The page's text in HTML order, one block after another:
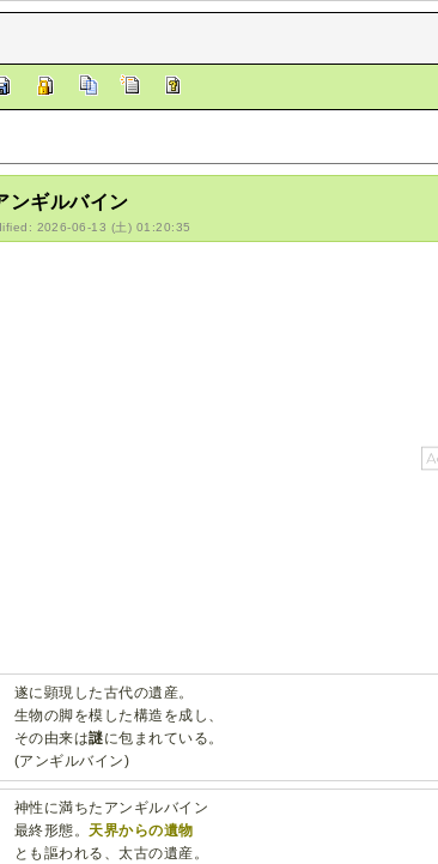
ンギルバイン
2026-06-13 (土) 01:20:35
遂に顕現した古代の遺産。
生物の脚を模した構造を成し、
その由来は謎に包まれている。
(アンギルバイン)
神性に満ちたアンギルバイン
最終形態。 天界からの遺物
とも謳われる、太古の遺産。